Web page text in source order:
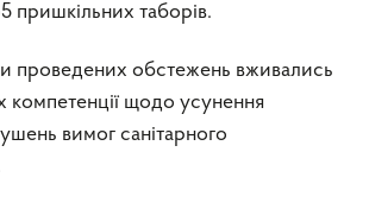
пришкільних таборів.
проведених обстежень вживались
компетенції щодо усунення
вимог санітарного